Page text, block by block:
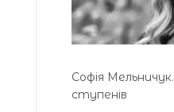
Софія
ступенів